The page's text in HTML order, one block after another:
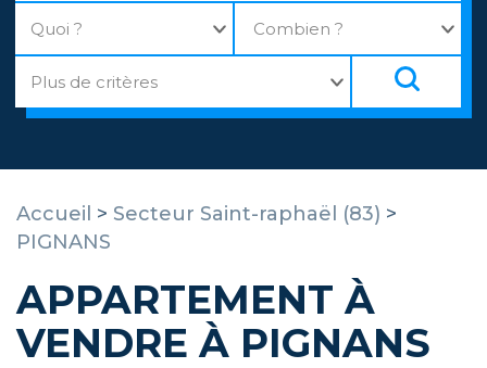
Accueil > Secteur Saint-raphaël (83) >
PIGNANS
APPARTEMENT À
VENDRE À PIGNANS